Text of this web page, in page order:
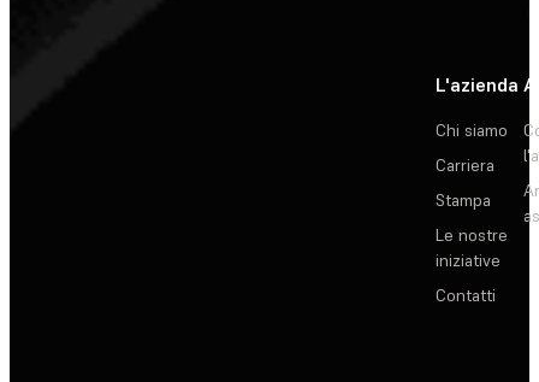
L'azienda
Chi siamo
Carriera
Stampa
Le nostre
iniziative
Contatti